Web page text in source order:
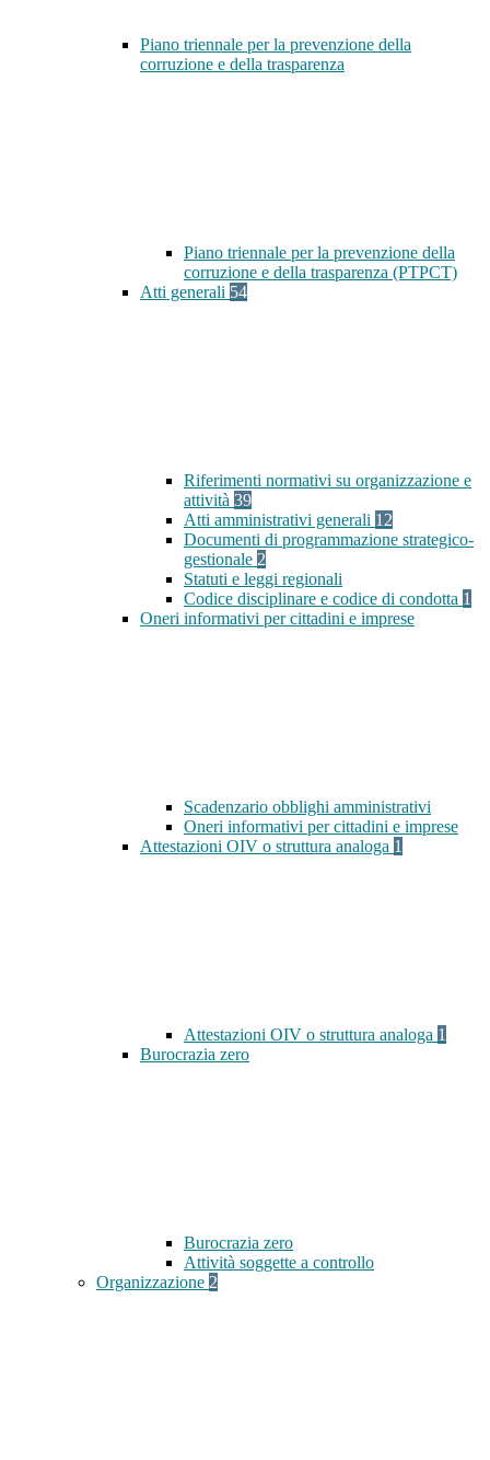
Piano triennale per la prevenzione della
corruzione e della trasparenza
Piano triennale per la prevenzione della
corruzione e della trasparenza (PTPCT)
Atti generali 54
Riferimenti normativi su organizzazione e
attività 39
Atti amministrativi generali 12
Documenti di programmazione strategico-
gestionale 2
Statuti e leggi regionali
Codice disciplinare e codice di condotta 1
Oneri informativi per cittadini e imprese
Scadenzario obblighi amministrativi
Oneri informativi per cittadini e imprese
Attestazioni OIV o struttura analoga 1
Attestazioni OIV o struttura analoga 1
Burocrazia zero
Burocrazia zero
Attività soggette a controllo
Organizzazione 2